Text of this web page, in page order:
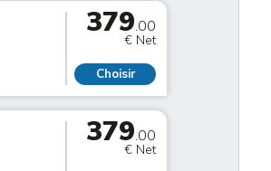
379.00
€ Net
Choisir
379.00
€ Net